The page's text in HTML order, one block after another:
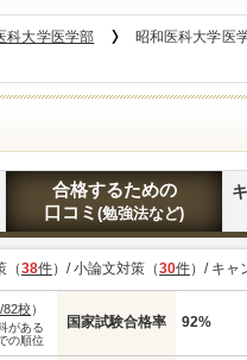
科大学医学部
昭和医科大学医
合格するための
口コミ (勉強法など)
（38件）/ 小論文対策（30件）/ キャ
82校）
がある
の順位
国家試験合格率 92%